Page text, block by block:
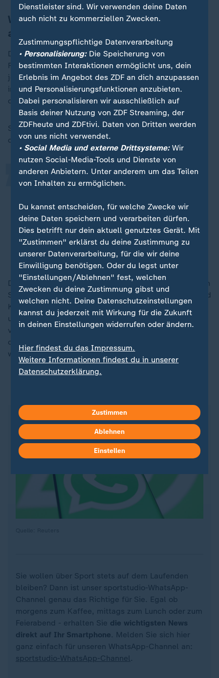
Wird Streich noch mal als Trainer
arbeiten?
Die Zeit will er sich offenbar nehmen. Die meistgehörte
Frage bei den Gesprächen des Publikums blieb
jedenfalls unbeantwortet. Ob Christian Streich
irgendwann wieder einen Trainerjob übernimmt, wird
die Zukunft zeigen.
Sein letzter Satz des Abends deutet jedoch darauf hin,
dass er das erst mal nicht vorhat:
Jetzt hoffe ich, dass ich andere
ich etwas lernen kann und nicht
immer nur sage, das kann ich nicht
und das kann ich nicht.
„
Christian Streich
Den Preis für den "Fußballspruch des Jahres" teilt sich
Streich ("Jagger, Keith Richards, John Woods - die sind
Kult. Ich bin ein Kültle") mitHorst Hrubesch("Bei
unserer Qualität macht es keinen Sinn, Spiele zu
verlieren."). Bei der Abstimmung, die vom Publikum in
der Tafelhalle mit Handzeichen vorgenommen wurde,
war kein klarer Sieger zu erkennen gewesen.
Sie wollen über Sport stets auf dem Laufenden
bleiben? Dann ist unser sportstudio-WhatsApp-
Channel genau das Richtige für Sie. Egal ob
morgens zum Kaffee, mittags zum Lunch oder zum
Feierabend - erhalten Sie die wichtigsten News
direkt auf Ihr Smartphone. Melden Sie sich hier
ganz einfach für unseren WhatsApp-Channel an:
sportstudio-WhatsApp-Channel.
Dienstleister sind. Wir verwenden deine Daten
auch nicht zu kommerziellen Zwecken.
Zustimmungspflichtige Datenverarbeitung
• Personalisierung:Die Speicherung von
bestimmten Interaktionen ermöglicht uns, dein
Erlebnis im Angebot des ZDF an dich anzupassen
und Personalisierungsfunktionen anzubieten.
Dabei personalisieren wir ausschließlich auf
Basis deiner Nutzung von ZDF Streaming, der
ZDFheute und ZDFtivi. Daten von Dritten werden
von uns nicht verwendet.
• Social Media und externe Drittsysteme:Wir
nutzen Social-Media-Tools und Dienste von
anderen Anbietern. Unter anderem um das Teilen
von Inhalten zu ermöglichen.
Du kannst entscheiden, für welche Zwecke wir
deine Daten speichern und verarbeiten dürfen.
Dies betrifft nur dein aktuell genutztes Gerät. Mit
"Zustimmen" erklärst du deine Zustimmung zu
unserer Datenverarbeitung, für die wir deine
Einwilligung benötigen. Oder du legst unter
"Einstellungen/Ablehnen" fest, welchen
Zwecken du deine Zustimmung gibst und
welchen nicht. Deine Datenschutzeinstellungen
kannst du jederzeit mit Wirkung für die Zukunft
in deinen Einstellungen widerrufen oder ändern.
Hier findest du das Impressum.
Weitere Informationen findest du in unserer
Datenschutzerklärung.
Zustimmen
Ablehnen
Einstellen